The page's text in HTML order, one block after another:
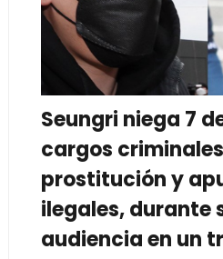
Seungri niega 7
cargos
prostitución y
ilegales, durante
audiencia en un